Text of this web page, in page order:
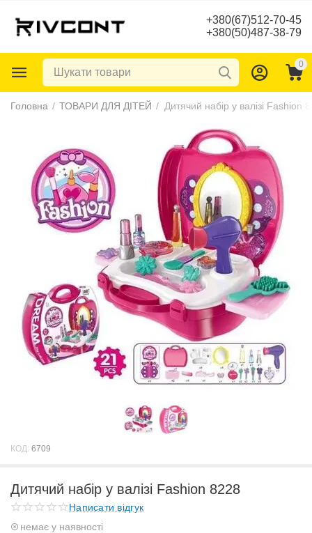
+380(67)512-70-45
+380(50)487-38-79
0
Головна / ТОВАРИ ДЛЯ ДІТЕЙ / Дитячий набір у валізі Fashion
КОД: 6709
Дитячий набір у валізі Fashion 8228
Написати відгук
немає у наявності